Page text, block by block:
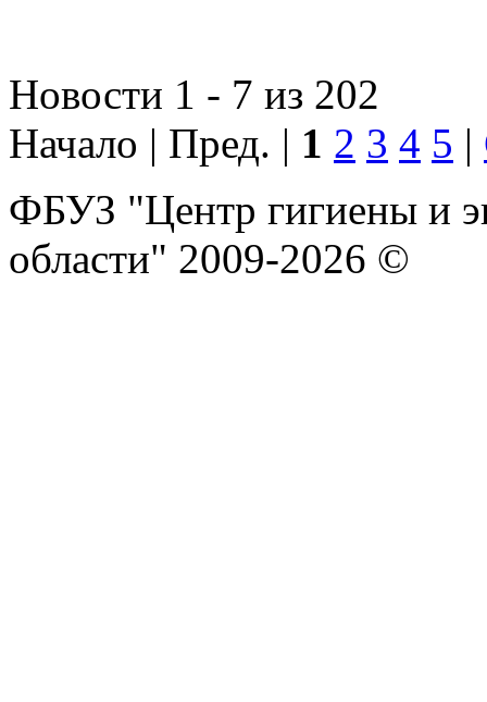
Новости 1 - 7 из 202
Начало | Пред. | 1 2 3 4 5 |
ФБУЗ "Центр гигиены и
области" 2009-2026 ©